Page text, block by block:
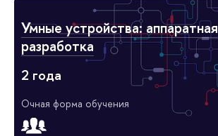
Умные устройства: аппаратная
разработка
2 года
Очная форма обучения